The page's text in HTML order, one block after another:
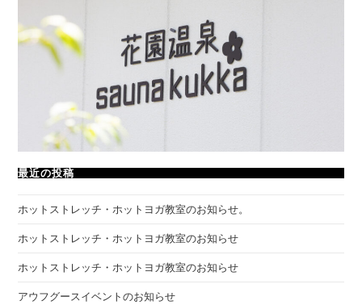
最近の投稿
ホットストレッチ・ホットヨガ教室のお知らせ。
ホットストレッチ・ホットヨガ教室のお知らせ
ホットストレッチ・ホットヨガ教室のお知らせ
アウフグースイベントのお知らせ